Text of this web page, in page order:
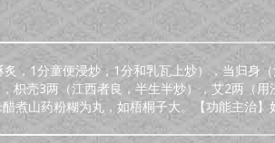
，1分童便浸炒，1分和乳瓦上炒），当归身
壳3两（江西者良，半生半炒），艾2两（
煮山药粉糊为丸，如梧桐子大。【功能主治】